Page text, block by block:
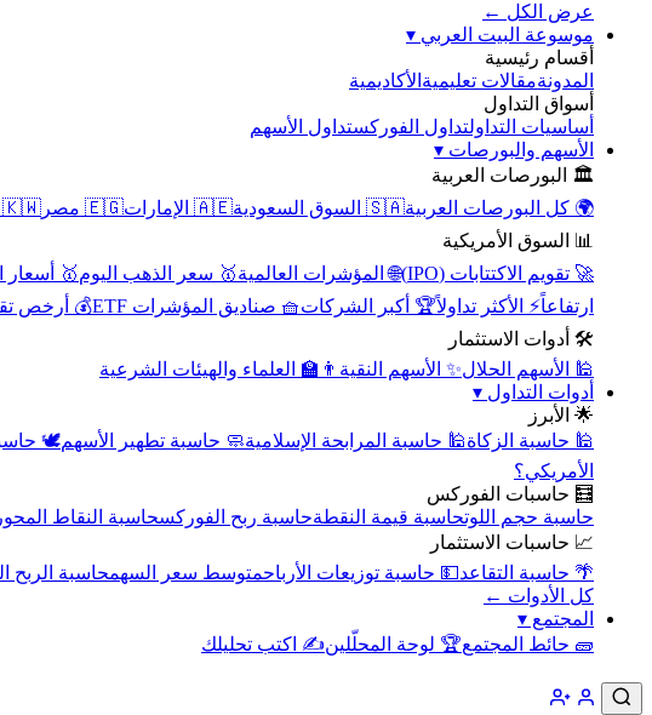
عرض الكل ←
موسوعة البيت العربي ▾
أقسام رئيسية
المدونةمقالات تعليمية الأكاديمية
أسواق التداول
أساسيات التداولتداول الفوركستداول الأسهم
الأسهم والبورصات ▾
🏛️ البورصات العربية
🌍 كل البورصات العربية🇸🇦 السوق السعودية 🇦🇪 الإمارات 🇪🇬 مصر 🇰🇼 الكويت
📊 السوق الأمريكية
🚀 تقويم الاكتتابات (IPO)
🌐 المؤشرات العالمية🥇 سعر الذهب اليوم🥇 أسعار
ارتفاعاً⚡ الأكثر تداولاً🏆 أكبر الشركات🧺 صناديق المؤشرات ETF 💰 أرخص
🛠️ أدوات الاستثمار
🕌 الأسهم الحلال✨ الأسهم النقية 👨‍🏫 العلماء والهيئات الشرعية
أدوات التداول ▾
🌟 الأبرز
🕌 حاسبة الزكاة🕌 حاسبة المرابحة الإسلامية🧼 حاسبة تطهير الأسهم🕊️
الأمريكي؟
🧮 حاسبات الفوركس
حاسبة حجم اللوتحاسبة قيمة النقطةحاسبة ربح الفوركسحاسبة النقاط
📈 حاسبات الاستثمار
🌴 حاسبة التقاعد💵 حاسبة توزيعات الأرباحمتوسط سعر السهمحاسبة الربح
كل الأدوات ←
المجتمع ▾
🧱 حائط المجتمع🏆 لوحة المحلّلين✍️ اكتب تحليلك